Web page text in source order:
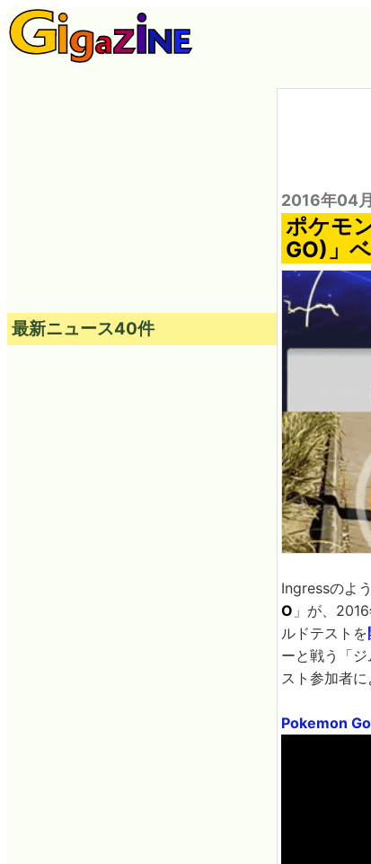
2016年04
ポケモ
GO)」
Ingressのよ
O 」が、
ルドテストを
ーと戦う「
スト参加者に
Pokemon
最新ニュース40件